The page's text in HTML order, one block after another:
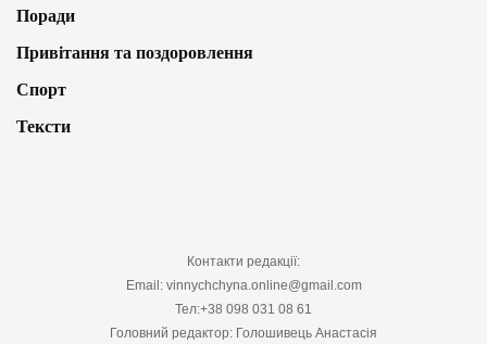
Поради
Привітання та поздоровлення
Спорт
Тексти
Контакти редакції:
Email: vinnychchyna.online@gmail.com
Тел:+38 098 031 08 61
Головний редактор: Голошивець Анастасія